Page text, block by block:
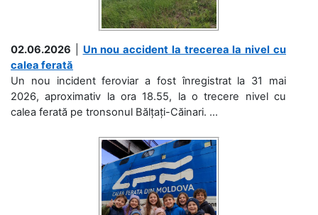
02.06.2026
Un nou accident la trecerea la nivel cu
calea ferată
Un nou incident feroviar a fost înregistrat la 31 mai
2026, aproximativ la ora 18.55, la o trecere nivel cu
calea ferată pe tronsonul Bălțați-Căinari. ...